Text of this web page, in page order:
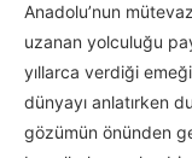
Anadolu’nun
uzanan yolculuğu
yıllarca verdiği
dünyayı anlatırken
gözümün önünden